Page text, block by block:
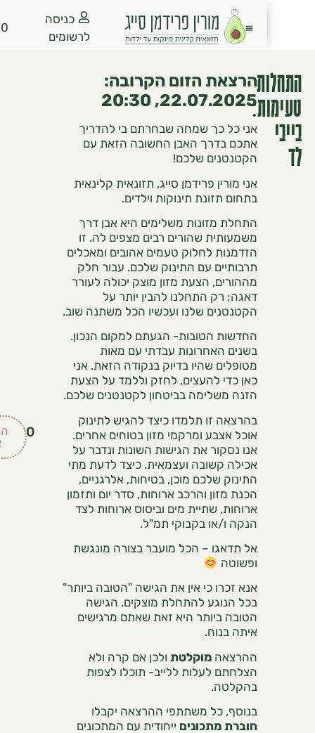
לרשומים
0.00
הרצאת הזום הקרובה:
22.07.2025, 20:30
אני כל כך שמחה שבחרתם בי להדריך
אתכם בדרך האבן החשובה הזאת עם
הקטנטנים שלכם!
אני מורין פרידמן סייג, תזונאית קלינאית
בתחום תזונת תינוקות וילדים.
התחלת מזונות משלימים היא אבן דרך
משמעותית שהורים רבים מצפים לה. זו
הזדמנות לחלוק טעמים אהובים ומאכלים
תרבותיים עם התינוק שלכם. עבור חלק
מההורים, הצעת מזון מוצק יכולה לעורר
דאגה; רק התחלנו להבין יותר על
הקטנטנים שלנו ועכשיו הכל משתנה שוב.
החדשות הטובות- הגעתם למקום הנכון.
בשנים האחרונות עבדתי עם מאות
מטופלים שהיו בדיוק בנקודה הזאת. אני
כאן כדי להעצים, לחזק וללמד על הצעת
הזנה משלימה בביטחון לקטנטנים שלכם.
בהרצאה זו תלמדו כיצד להגיש לתינוק
אוכל אצבע ומרקמי מזון בטוחים אחרים.
אנו נסקור את הגישות השונות ונדבר על
אכילה קשובה ועצמאית. כיצד לדעת מתי
התינוק שלכם מוכן, בטיחות, אלרגניים,
הכנת מזון והרכב ארוחות, סדר יום ותזמון
ארוחות, שתיית מים וביסוס ארוחות לצד
הנקה ו/או בקבוקי תמ"ל.
אל תדאגו – הכל מועבר בצורה מונגשת
אנא זכרו כי אין את הגישה "הטובה ביותר"
בכל הנוגע להתחלת מוצקים. הגישה
הטובה ביותר היא זאת שאתם מרגישים
איתה בנוח.
מוקלטתולכן אם קרה ולא
הצלחתם לעלות ללייב- תוכלו לצפות
בנוסף, כל משתתפי ההרצאה יקבלו
חוברת מתכוניםייחודית עם המתכונים
₪ 99.00 המלאי